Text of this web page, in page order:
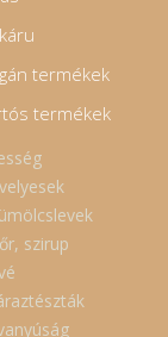
termékek
termékek
szirup